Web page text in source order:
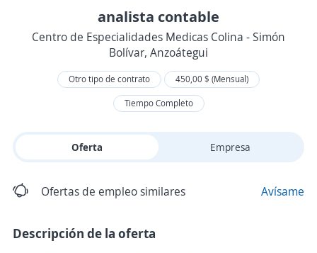
analista contable
Centro de Especialidades Medicas Colina - Simón
Bolívar, Anzoátegui
Otro tipo de contrato
450,00 $ (Mensual)
Tiempo Completo
Oferta Empresa
Ofertas de empleo similares Avísame
Descripción de la oferta